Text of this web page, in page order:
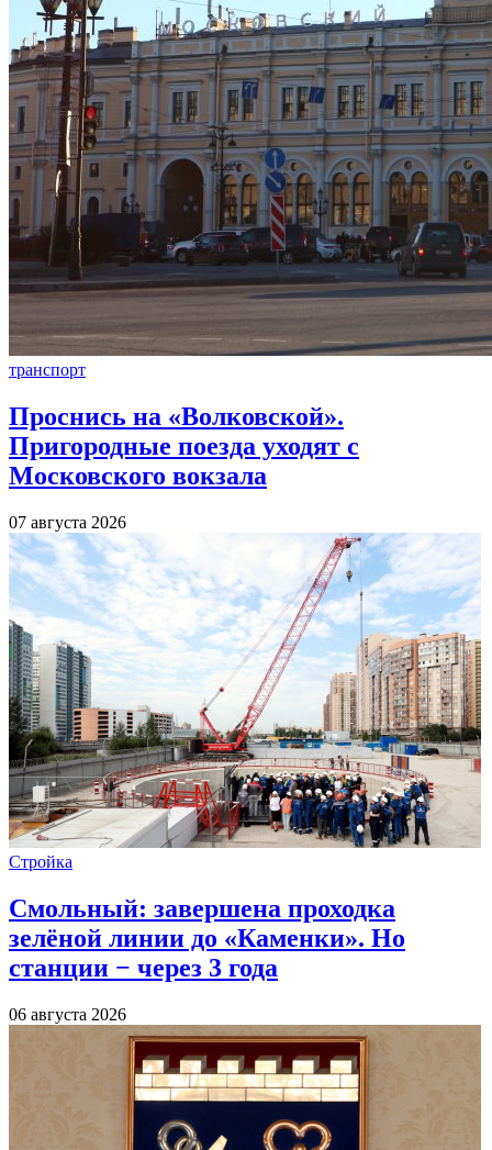
транспорт
Проснись на «Волковской».
Пригородные поезда уходят с
Московского вокзала
07 августа 2026
Стройка
Смольный: завершена проходка
зелёной линии до «Каменки». Но
станции − через 3 года
06 августа 2026